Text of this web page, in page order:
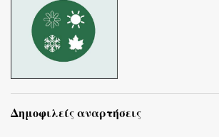
Δημοφιλείς αναρτήσεις